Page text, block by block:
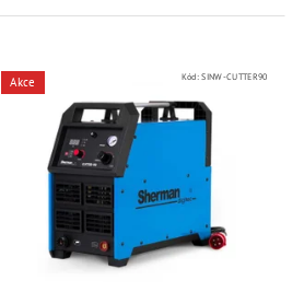
Akce Kód:SINW-CUTTER90